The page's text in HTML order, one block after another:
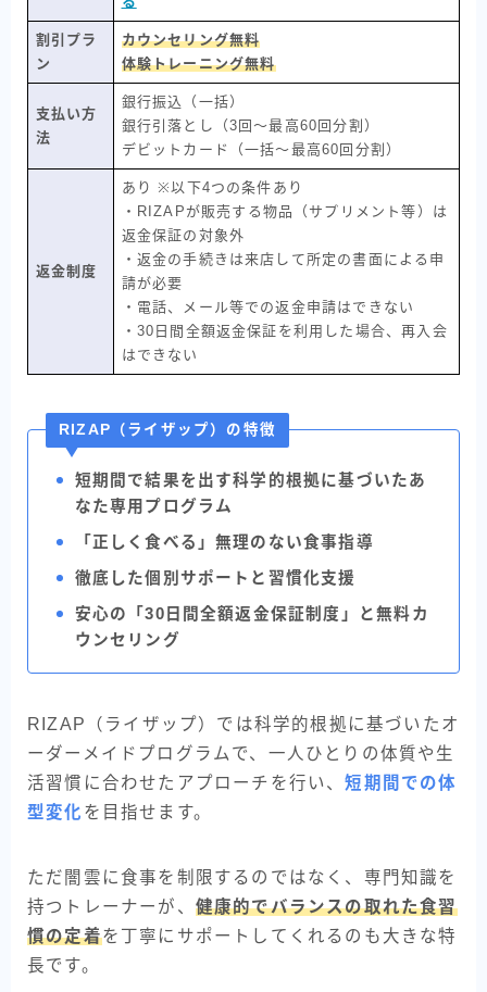
割引プラ
ン
カウンセリング無料
体験トレーニング無料
支払い方
法
銀行振込（一括）
銀行引落とし（3回〜最高60回分割）
デビットカード（一括〜最高60回分割）
返金制度
あり ※以下4つの条件あり
・RIZAPが販売する物品（サプリメント等）は
返金保証の対象外
・返金の手続きは来店して所定の書面による申
請が必要
・電話、メール等での返金申請はできない
・30日間全額返金保証を利用した場合、再入会
はできない
RIZAP（ライザップ）の特徴
短期間で結果を出す科学的根拠に基づいたあ
なた専用プログラム
「正しく食べる」無理のない食事指導
徹底した個別サポートと習慣化支援
安心の「30日間全額返金保証制度」と無料カ
ウンセリング
RIZAP（ライザップ）では科学的根拠に基づいたオ
ーダーメイドプログラムで、一人ひとりの体質や生
活習慣に合わせたアプローチを行い、短期間での体
型変化 を目指せます。
ただ闇雲に食事を制限するのではなく、専門知識を
持つトレーナーが、 健康的でバランスの取れた食習
慣の定着を丁寧にサポートしてくれるのも大きな特
長です。